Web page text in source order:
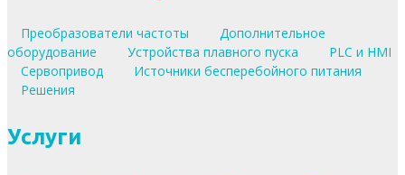
Преобразователи частоты
Дополнительное
оборудование
Устройства плавного пуска
PLC и HMI
Сервопривод
Источники бесперебойного питания
Решения
Услуги